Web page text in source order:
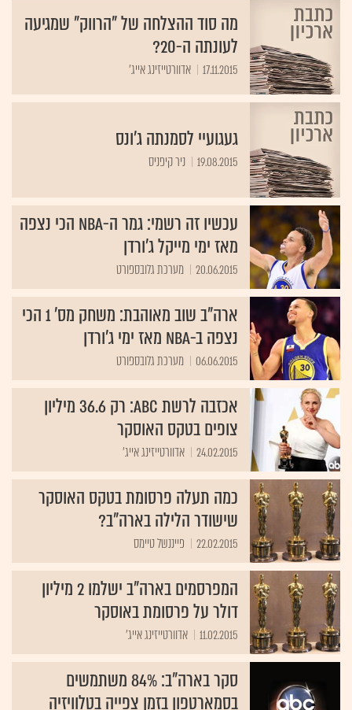
מה סוד ההצלחה של "הרווק" שמגיעה
לעונתה ה-20?
17.11.2015 אדוורטייזינג אייג'
געגועיי לסמנתה ג'ונס
19.08.2015 ניר קיפניס
עכשיו זה רשמי: גמר ה-NBA הכי נצפה
מאז ימי מייקל ג'ורדן
20.06.2015 מערכת גלובספורט
ארה"ב שוב מאוהבת: משחק מס' 1 הכי
נצפה ב-NBA מאז ימי ג'ורדן
06.06.2015 מערכת גלובספורט
אכזבה לרשת ABC: רק 36.6 מיליון
צופים בטקס האוסקר
24.02.2015 אדוורטייזינג אייג'
כמה תעלה פרסומת בטקס האוסקר
שישודר הלילה בארה"ב?
22.02.2015 פייננשל טיימס
המפרסמים בארה"ב ישלמו 2 מיליון
דולר על פרסומת באוסקר
11.02.2015 אדוורטייזינג אייג'
סקר בארה"ב: 84% משתמשים
בסמארטפון בזמן צפייה בטלוויזיה